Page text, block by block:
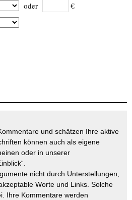
oder €
und schätzen Ihre aktive
können auch als eigene
oder in unserer
nicht durch Unterstellungen,
Worte und Links. Solche
Ihre Kommentare werden